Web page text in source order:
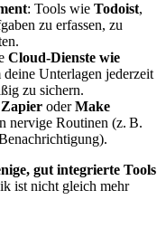
: Tools wie Todoist,
zu erfassen, zu
Cloud-Dienste wie
deine Unterlagen jederzeit
zu sichern.
Zapier oderMake
nervige Routinen (z. B.
gut integrierte Tools
ist nicht gleich mehr